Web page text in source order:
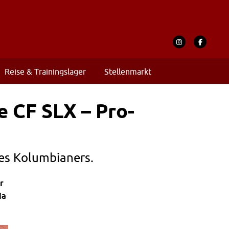
Reise & Trainingslager Stellenmarkt
SLX – Pro-
Kolumbianers.